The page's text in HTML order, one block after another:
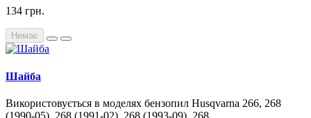
134 грн.
Немає
Шайба
Використовується в моделях бензопил Husqvarna 266, 268
(1990-05), 268 (1991-02), 268 (1993-09), 268 ..